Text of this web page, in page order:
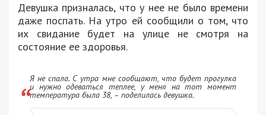
Девушка призналась, что у нее не было времени
даже поспать. На утро ей сообщили о том, что
их свидание будет на улице не смотря на
состояние ее здоровья.
Я не спала. С утра мне сообщают, что будет прогулка
и нужно одеваться теплее, у меня на тот момент
температура была 38, – поделилась девушка.